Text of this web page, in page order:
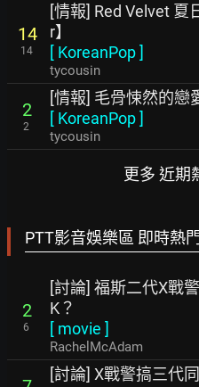
14
14
[情報] Red Velvet
r】
[ KoreanPop]
tycousin
2
2
[情報] 毛骨悚然的戀
[ KoreanPop]
tycousin
更多 近期
PTT影音娛樂區 即時熱
2
6
[討論] 福斯二代X戰
K？
[ movie ]
RachelMcAdam
[討論] X戰警搞三代